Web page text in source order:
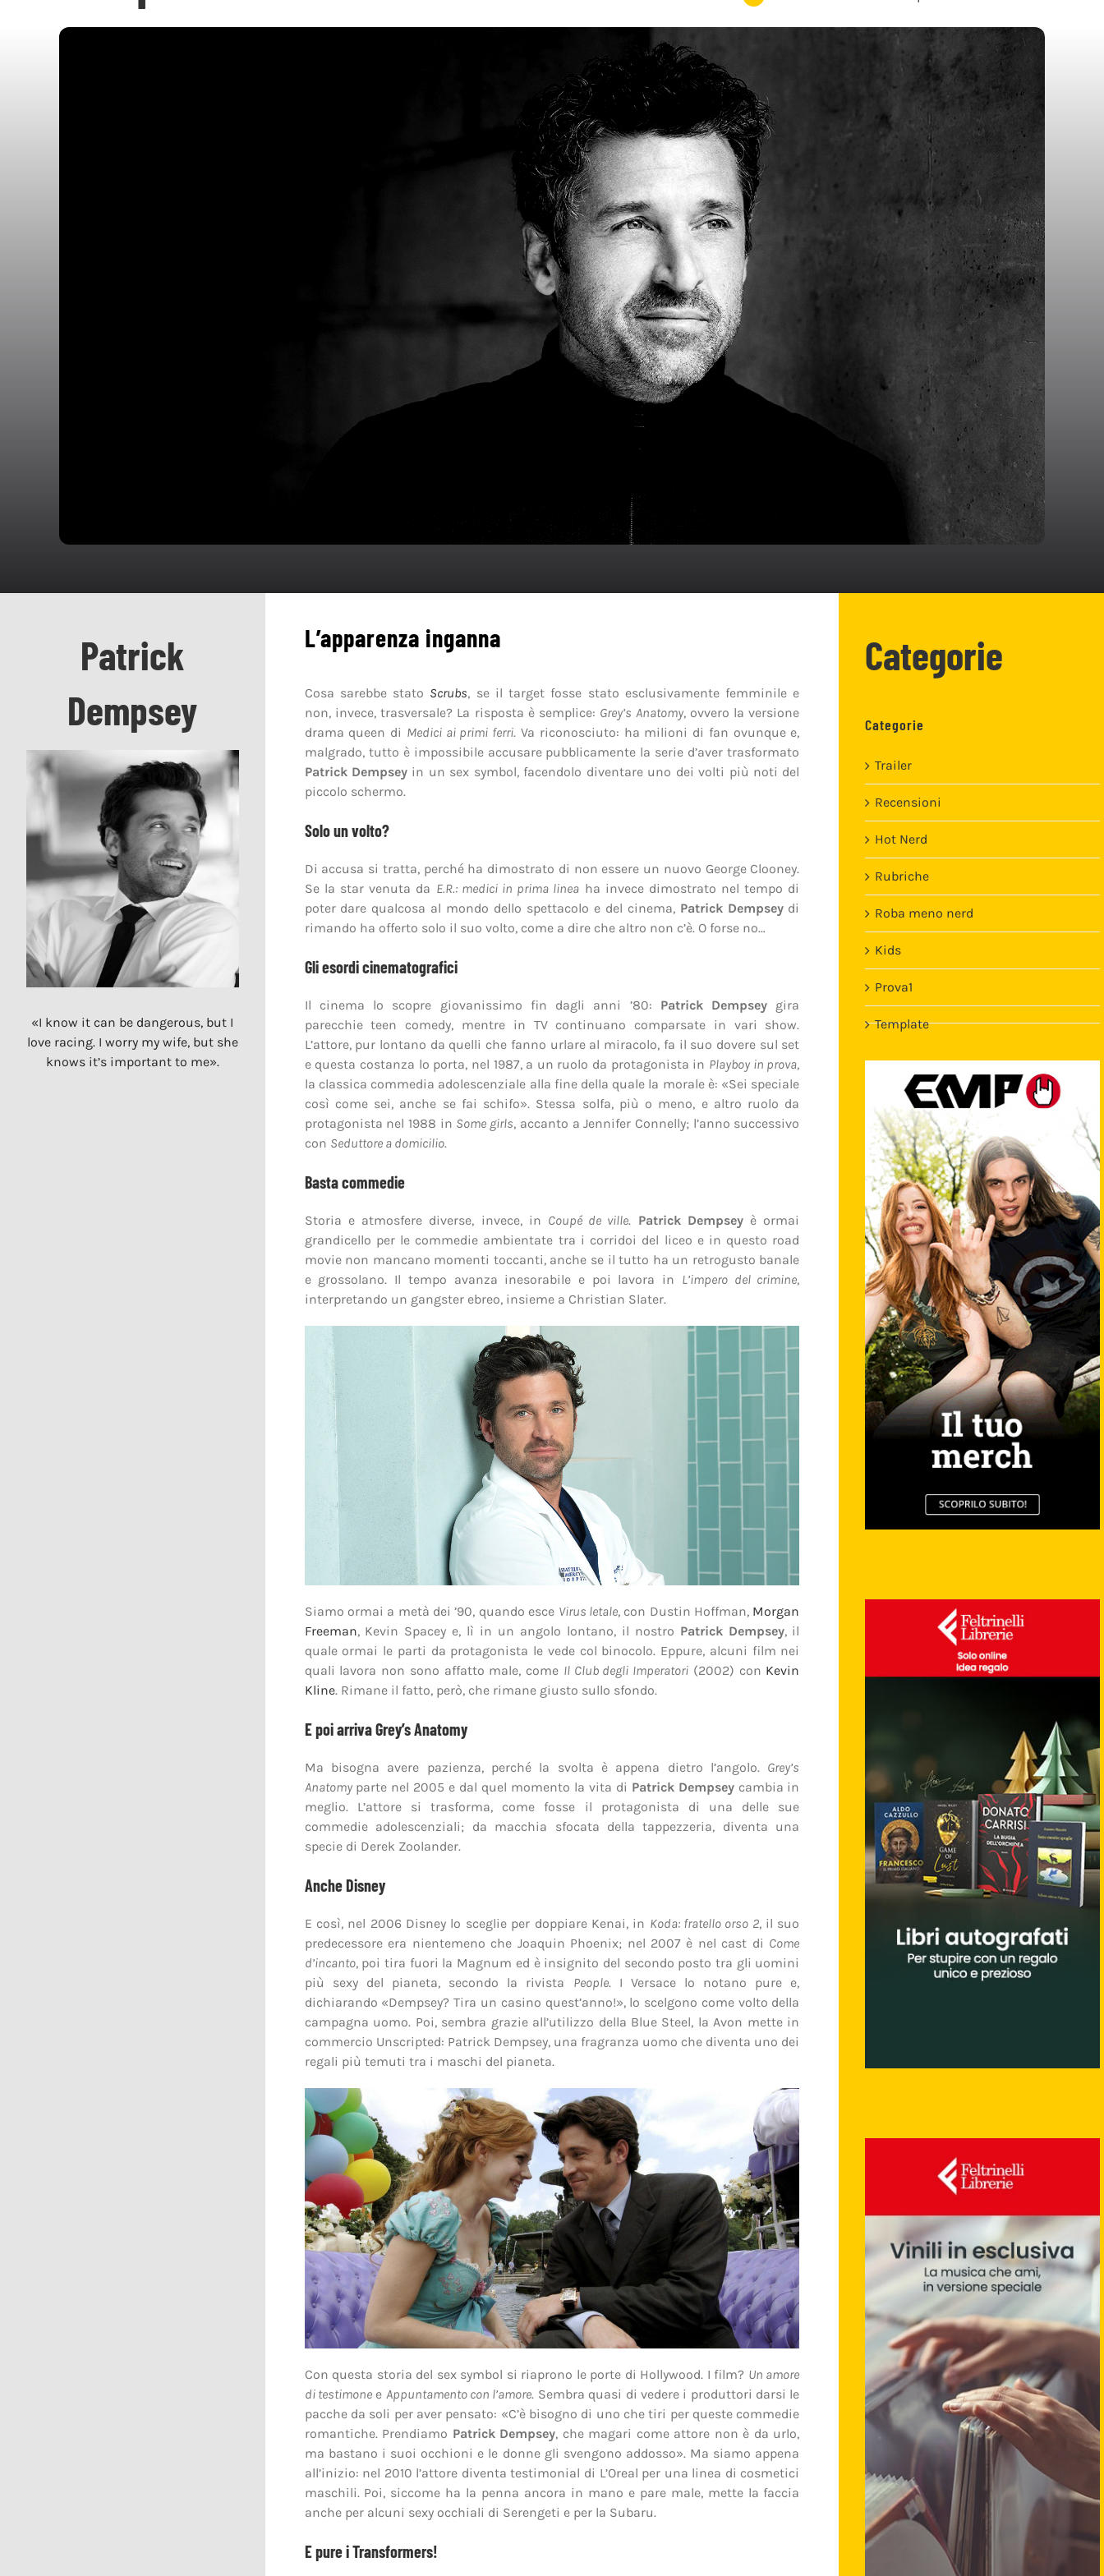
Patrick
Dempsey
«I know it can be dangerous, but I
love racing. I worry my wife, but she
knows it’s important to me».
L’apparenza inganna
Cosa sarebbe stato Scrubs, se il target fosse stato esclusivamente femminile e
non, invece, trasversale? La risposta è semplice: Grey’s Anatomy, ovvero la versione
drama queen di Medici ai primi ferri. Va riconosciuto: ha milioni di fan ovunque e,
malgrado, tutto è impossibile accusare pubblicamente la serie d’aver trasformato
Patrick Dempsey in un sex symbol, facendolo diventare uno dei volti più noti del
piccolo schermo.
Solo un volto?
Di accusa si tratta, perché ha dimostrato di non essere un nuovo George Clooney.
Se la star venuta da E.R.: medici in prima linea ha invece dimostrato nel tempo di
poter dare qualcosa al mondo dello spettacolo e del cinema, Patrick Dempseydi
rimando ha offerto solo il suo volto, come a dire che altro non c’è. O forse no…
Gli esordi cinematografici
Il cinema lo scopre giovanissimo fin dagli anni ’80: Patrick Dempsey gira
parecchie teen comedy, mentre in TV continuano comparsate in vari show.
L’attore, pur lontano da quelli che fanno urlare al miracolo, fa il suo dovere sul set
e questa costanza lo porta, nel 1987, a un ruolo da protagonista in Playboy in prova,
la classica commedia adolescenziale alla fine della quale la morale è: «Sei speciale
così come sei, anche se fai schifo». Stessa solfa, più o meno, e altro ruolo da
protagonista nel 1988 in Some girls, accanto a Jennifer Connelly; l’anno successivo
con Seduttore a domicilio.
Basta commedie
Storia e atmosfere diverse, invece, in Coupé de ville. Patrick Dempseyè ormai
grandicello per le commedie ambientate tra i corridoi del liceo e in questo road
movie non mancano momenti toccanti, anche se il tutto ha un retrogusto banale
e grossolano. Il tempo avanza inesorabile e poi lavora in L’impero del crimine,
interpretando un gangster ebreo, insieme a Christian Slater.
Siamo ormai a metà dei ’90, quando esce Virus letale, con Dustin Hoffman, Morgan
Freeman, Kevin Spacey e, lì in un angolo lontano, il nostro Patrick Dempsey, il
quale ormai le parti da protagonista le vede col binocolo. Eppure, alcuni film nei
quali lavora non sono affatto male, come Il Club degli Imperatori (2002) con Kevin
Kline. Rimane il fatto, però, che rimane giusto sullo sfondo.
E poi arriva Grey’s Anatomy
Ma bisogna avere pazienza, perché la svolta è appena dietro l’angolo. Grey’s
Anatomyparte nel 2005 e dal quel momento la vita di Patrick Dempseycambia in
meglio. L’attore si trasforma, come fosse il protagonista di una delle sue
commedie adolescenziali; da macchia sfocata della tappezzeria, diventa una
specie di Derek Zoolander.
Anche Disney
E così, nel 2006 Disney lo sceglie per doppiare Kenai, in Koda: fratello orso 2, il suo
predecessore era nientemeno che Joaquin Phoenix; nel 2007 è nel cast di Come
d’incanto, poi tira fuori la Magnum ed è insignito del secondo posto tra gli uomini
più sexy del pianeta, secondo la rivista People. I Versace lo notano pure e,
dichiarando «Dempsey? Tira un casino quest’anno!», lo scelgono come volto della
campagna uomo. Poi, sembra grazie all’utilizzo della Blue Steel, la Avon mette in
commercio Unscripted: Patrick Dempsey, una fragranza uomo che diventa uno dei
regali più temuti tra i maschi del pianeta.
Con questa storia del sex symbol si riaprono le porte di Hollywood. I film? Un amore
di testimonee Appuntamento con l’amore. Sembra quasi di vedere i produttori darsi le
pacche da soli per aver pensato: «C’è bisogno di uno che tiri per queste commedie
romantiche. Prendiamo Patrick Dempsey, che magari come attore non è da urlo,
ma bastano i suoi occhioni e le donne gli svengono addosso». Ma siamo appena
all’inizio: nel 2010 l’attore diventa testimonial di L’Oreal per una linea di cosmetici
maschili. Poi, siccome ha la penna ancora in mano e pare male, mette la faccia
anche per alcuni sexy occhiali di Serengeti e per la Subaru.
E pure i Transformers!
Categorie
Categorie
Trailer
Recensioni
Hot Nerd
Rubriche
Roba meno nerd
Kids
Prova1
Template